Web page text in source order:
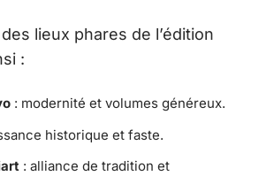
lieux phares de l’édition
:
: modernité et volumes généreux.
historique et faste.
: alliance de tradition et